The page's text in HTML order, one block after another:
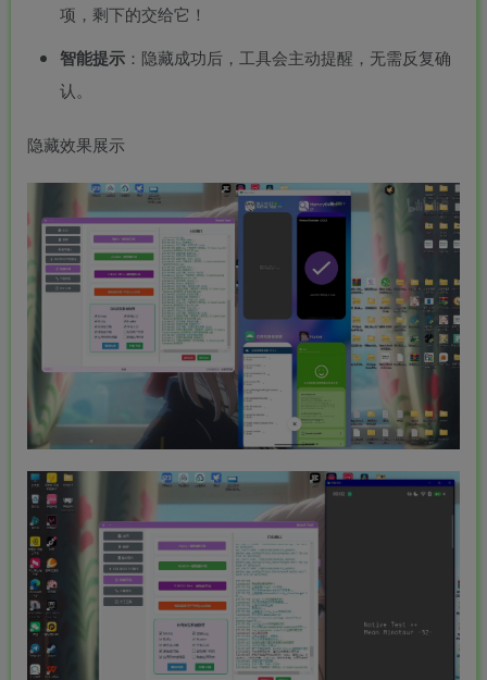
雅马
仿象牙
破壁机家用低
音破壁机
团购中
此极AI时间宝
机器人小初高
YAMAHA雅马
哈W3AWn哑
项，剩下的交给它！
智能提示 ：隐藏成功后，工具会主动提醒，无需反复确
认。
隐藏效果展示